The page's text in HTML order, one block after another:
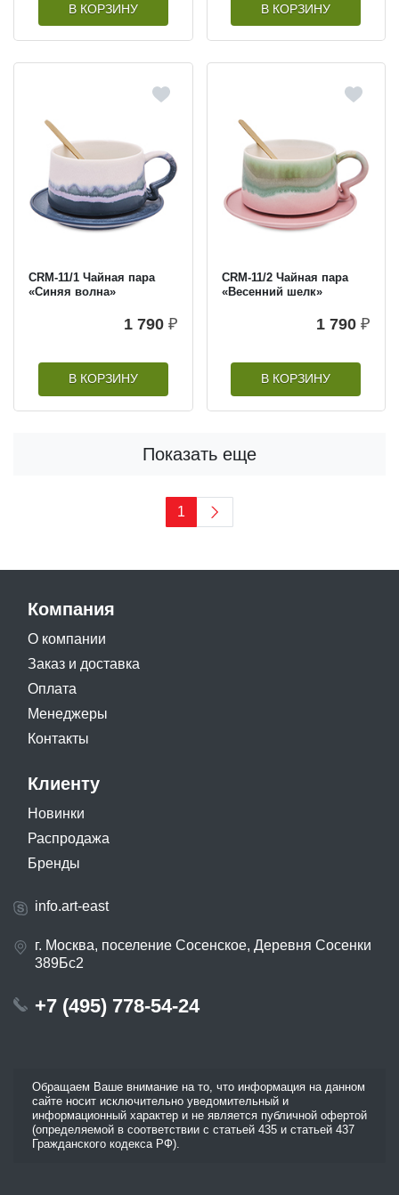
В КОРЗИНУ В КОРЗИНУ
CRM-11/1 Чайная пара
«Синяя волна»
1 790 ₽
В КОРЗИНУ
CRM-11/2 Чайная пара
«Весенний шелк»
1 790 ₽
В КОРЗИНУ
Показать еще
1
Компания
О компании
Заказ и доставка
Оплата
Менеджеры
Контакты
Клиенту
Новинки
Распродажа
Бренды
info.art-east
г. Москва, поселение Сосенское, Деревня Сосенки
389Бс2
+7 (495) 778-54-24
Обращаем Ваше внимание на то, что информация на данном
сайте носит исключительно уведомительный и
информационный характер и не является публичной офертой
(определяемой в соответствии с статьей 435 и статьей 437
Гражданского кодекса РФ).